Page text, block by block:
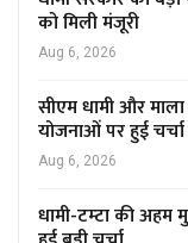
को मिली मंजूरी
Aug 6, 2026
सीएम धामी और
योजनाओं पर हुई चर्चा
Aug 6, 2026
धामी-टम्टा की अहम